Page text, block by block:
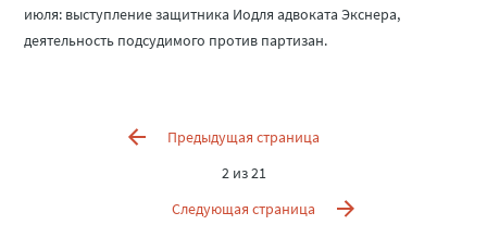
июля: выступление защитника Иодля адвоката Экснера,
деятельность подсудимого против партизан.
Предыдущая страница
2 из 21
Следующая страница